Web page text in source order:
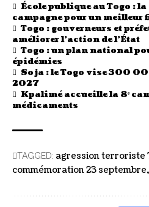
École publique au Togo : la
campagne pour un meilleur
Togo : gouverneurs et
améliorer l’action de l’État
Togo : un plan national
épidémies
Soja : le Togo vise 300
2027
Kpalimé accueille la 8ᵉ
médicaments
TAGGED: agression terroriste
commémoration 23 septembre